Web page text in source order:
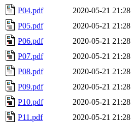
P04.pdf
2020-05-21 21:28
P05.pdf
2020-05-21 21:28
P06.pdf
2020-05-21 21:28
P07.pdf
2020-05-21 21:28
P08.pdf
2020-05-21 21:28
P09.pdf
2020-05-21 21:28
P10.pdf
2020-05-21 21:28
P11.pdf
2020-05-21 21:28